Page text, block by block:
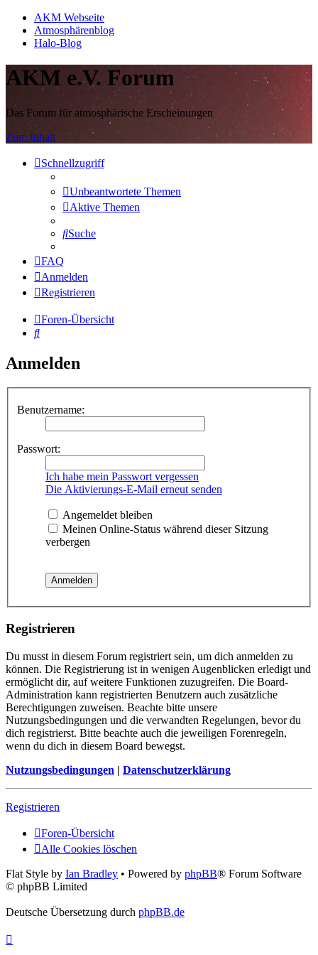
AKM Webseite
Atmosphärenblog
Halo-Blog
AKM e.V. Forum
Das Forum für atmosphärische Erscheinungen
Zum Inhalt
Schnellzugriff
Unbeantwortete Themen
Aktive Themen
Suche
FAQ
Anmelden
Registrieren
Foren-Übersicht
Suche
Anmelden
Benutzername:
Passwort:
Ich habe mein Passwort vergessen
Die Aktivierungs-E-Mail erneut senden
Angemeldet bleiben
Meinen Online-Status während dieser Sitzung
verbergen
Registrieren
Du musst in diesem Forum registriert sein, um dich anmelden zu
können. Die Registrierung ist in wenigen Augenblicken erledigt und
ermöglicht dir, auf weitere Funktionen zuzugreifen. Die Board-
Administration kann registrierten Benutzern auch zusätzliche
Berechtigungen zuweisen. Beachte bitte unsere
Nutzungsbedingungen und die verwandten Regelungen, bevor du
dich registrierst. Bitte beachte auch die jeweiligen Forenregeln,
wenn du dich in diesem Board bewegst.
Nutzungsbedingungen | Datenschutzerklärung
Registrieren
Foren-Übersicht
Alle Cookies löschen
Flat Style by Ian Bradley • Powered by phpBB® Forum Software
© phpBB Limited
Deutsche Übersetzung durch phpBB.de